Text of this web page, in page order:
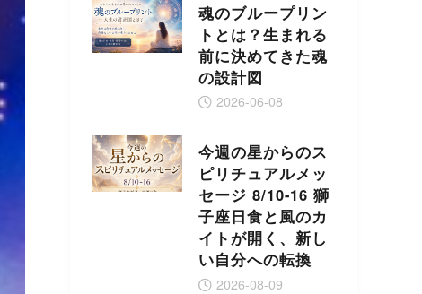
魂のブループリン
トとは？生まれる
前に決めてきた魂
の設計図
2026-06-08
今週の星からのス
ピリチュアルメッ
セージ 8/10-16 獅
子座日食と風のカ
イトが開く、新し
い自分への転換
2026-08-09